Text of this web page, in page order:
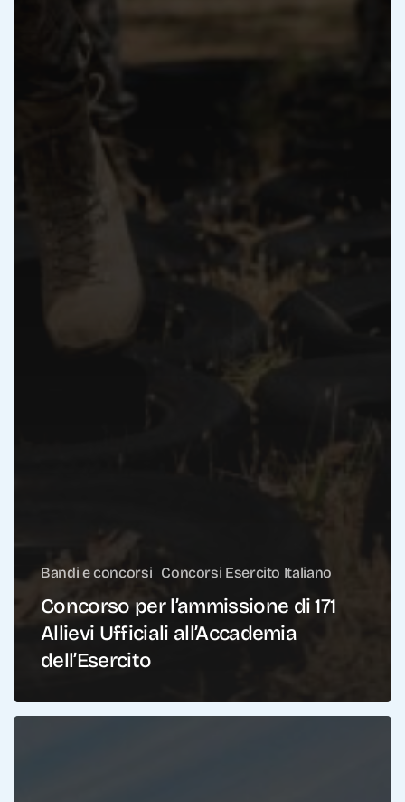
Bandi e concorsi Concorsi Esercito Italiano
Concorso per l’ammissione di 171
Allievi Ufficiali all’Accademia
dell’Esercito